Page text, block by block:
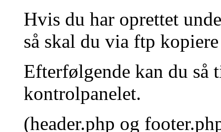
Hvis du har oprettet
så skal du via ftp
Efterfølgende kan du så
kontrolpanelet.
(header.php og